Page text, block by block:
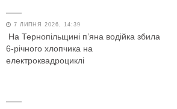
7 ЛИПНЯ 2026, 14:39
На Тернопільщині п’яна водійка збила
6-річного хлопчика на
електроквадроциклі